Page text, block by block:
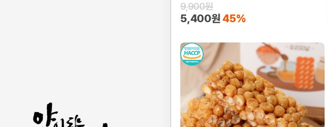
9,900원
5,400원45%